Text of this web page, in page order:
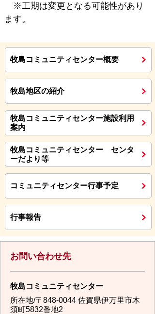
※工期は変更となる可能性があり
ます。
牧島コミュニティセンター概要
牧島地区の紹介
牧島コミュニティセンター施設利用
案内
牧島コミュニティセンター センタ
ーだより等
コミュニティセンター行事予定
行事報告
お問い合わせ先
牧島コミュニティセンター
所在地/〒848-0044 佐賀県伊万里市木
須町5832番地2